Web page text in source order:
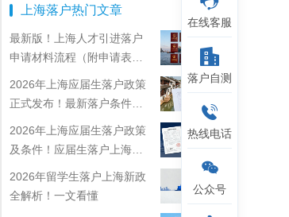
上海落户热门文章
最新版！上海人才引进落户
申请材料流程（附申请表下
2026年上海应届生落户政策
正式发布！最新落户条件及
流程解析！
2026年上海应届生落户政策
及条件！应届生落户上海准
备工作！
2026年留学生落户上海新政
全解析！一文看懂
在线客服
落户自测
热线电话
公众号